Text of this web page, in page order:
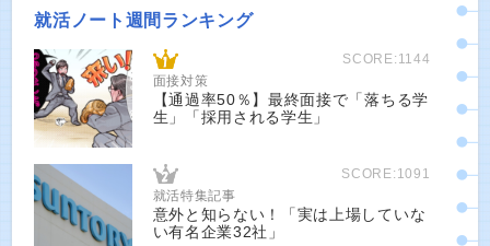
就活ノート週間ランキング
SCORE:1144
面接対策
【通過率50％】最終面接で「落ちる学
生」「採用される学生」
SCORE:1091
就活特集記事
意外と知らない！「実は上場していな
い有名企業32社」